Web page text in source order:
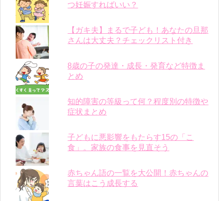
つ妊娠すればいい？
【ガキ夫】まるで子ども！あなたの旦那
さんは大丈夫？チェックリスト付き
8歳の子の発達・成長・発育など特徴ま
とめ
知的障害の等級って何？程度別の特徴や
症状まとめ
子どもに悪影響をもたらす15の「こ
食」。家族の食事を見直そう
赤ちゃん語の一覧を大公開！赤ちゃんの
言葉はこう成長する